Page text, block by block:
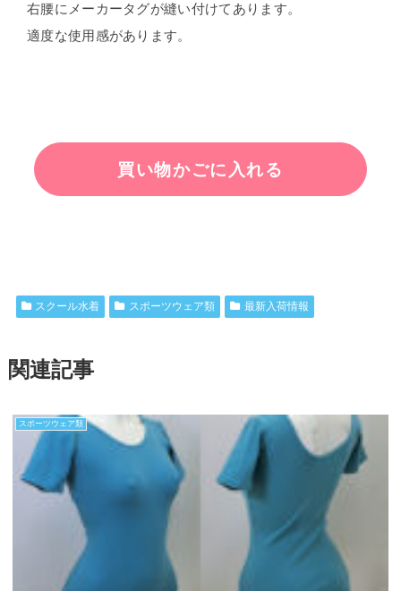
右腰にメーカータグが縫い付けてあります。
適度な使用感があります。
スクール水着 スポーツウェア類 最新入荷情報
関連記事
スポーツウェア類